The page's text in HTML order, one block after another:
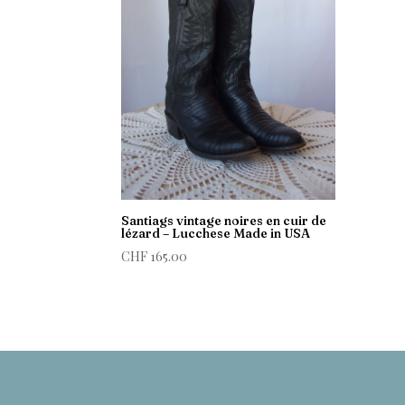
Santiags vintage noires en cuir de
lézard – Lucchese Made in USA
CHF 165.00